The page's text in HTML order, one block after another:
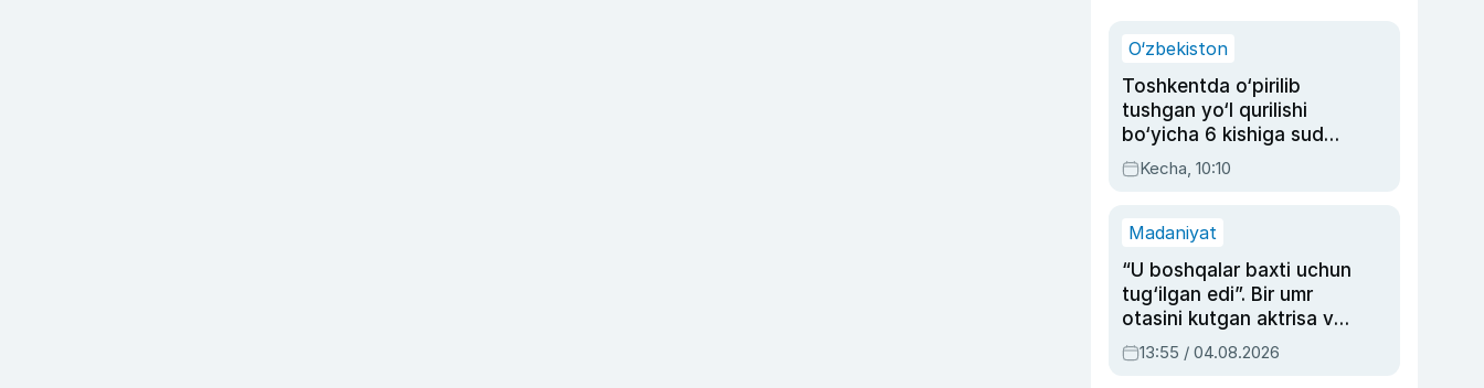
O‘zbekiston
Toshkentda o‘pirilib
tushgan yo‘l qurilishi
bo‘yicha 6 kishiga sud
hukmi o‘qildi
Kecha, 10:10
Madaniyat
“U boshqalar baxti uchun
tug‘ilgan edi”. Bir umr
otasini kutgan aktrisa va
dublyaj ustasi Rimma
Ahmedovaning
13:55 / 04.08.2026